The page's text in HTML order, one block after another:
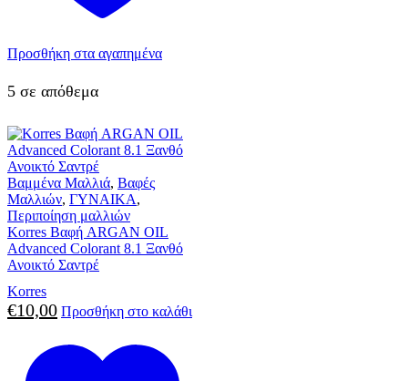
Προσθήκη στα αγαπημένα
5 σε απόθεμα
Βαμμένα Μαλλιά, Βαφές
Μαλλιών, ΓΥΝΑΙΚΑ,
Περιποίηση μαλλιών
Korres Βαφή ARGAN OIL
Advanced Colorant 8.1 Ξανθό
Ανοικτό Σαντρέ
Korres
€10,00 Προσθήκη στο καλάθι